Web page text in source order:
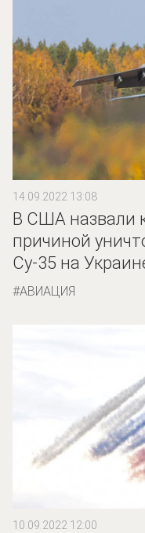
14.09.2022 13:08
В США назвали
причиной
Су-35 на
АВИАЦИЯ
10.09.2022 12:00